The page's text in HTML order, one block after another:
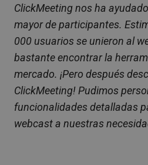
ClickMeeting nos ha
mayor de participantes.
000 usuarios se unieron al
bastante encontrar la
mercado. ¡Pero después
ClickMeeting! Pudimos
funcionalidades detalladas
webcast a nuestras